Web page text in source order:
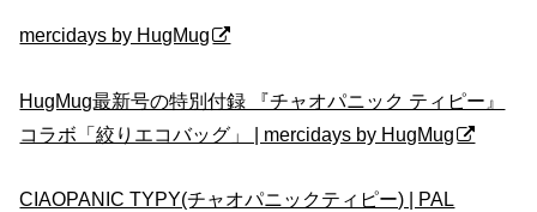
mercidays by HugMug
HugMug最新号の特別付録 『チャオパニック ティピー』
コラボ「絞りエコバッグ」 | mercidays by HugMug
CIAOPANIC TYPY(チャオパニックティピー) | PAL